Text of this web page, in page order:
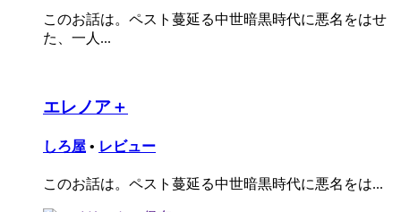
このお話は。ペスト蔓延る中世暗黒時代に悪名をはせ
た、一人...
エレノア＋
しろ屋 • レビュー
このお話は。ペスト蔓延る中世暗黒時代に悪名をは...